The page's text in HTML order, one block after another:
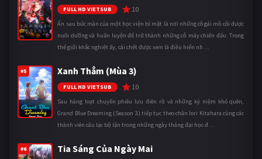
FULL HD VIETSUB 10
Ẩn sau bức màn của một học viện bí mật là nơi những cô gái mồ côi được
nuôi dưỡng và huấn luyện để trở thành những cỗ máy chiến đấu. Trong
thế giới khắc nghiệt ấy, cái chết được xem là điều hiển nh ...
#5 Xanh Thẳm (Mùa 3)
FULL HD VIETSUB 10
Sau hàng loạt chuyến phiêu lưu điên rồ và những kỷ niệm khó quên,
Grand Blue Dreaming (Season 3) tiếp tục theo chân Iori Kitahara cùng các
thành viên câu lạc bộ lặn trong những ngày tháng đại học đ ...
#6 Tia Sáng Của Ngày Mai